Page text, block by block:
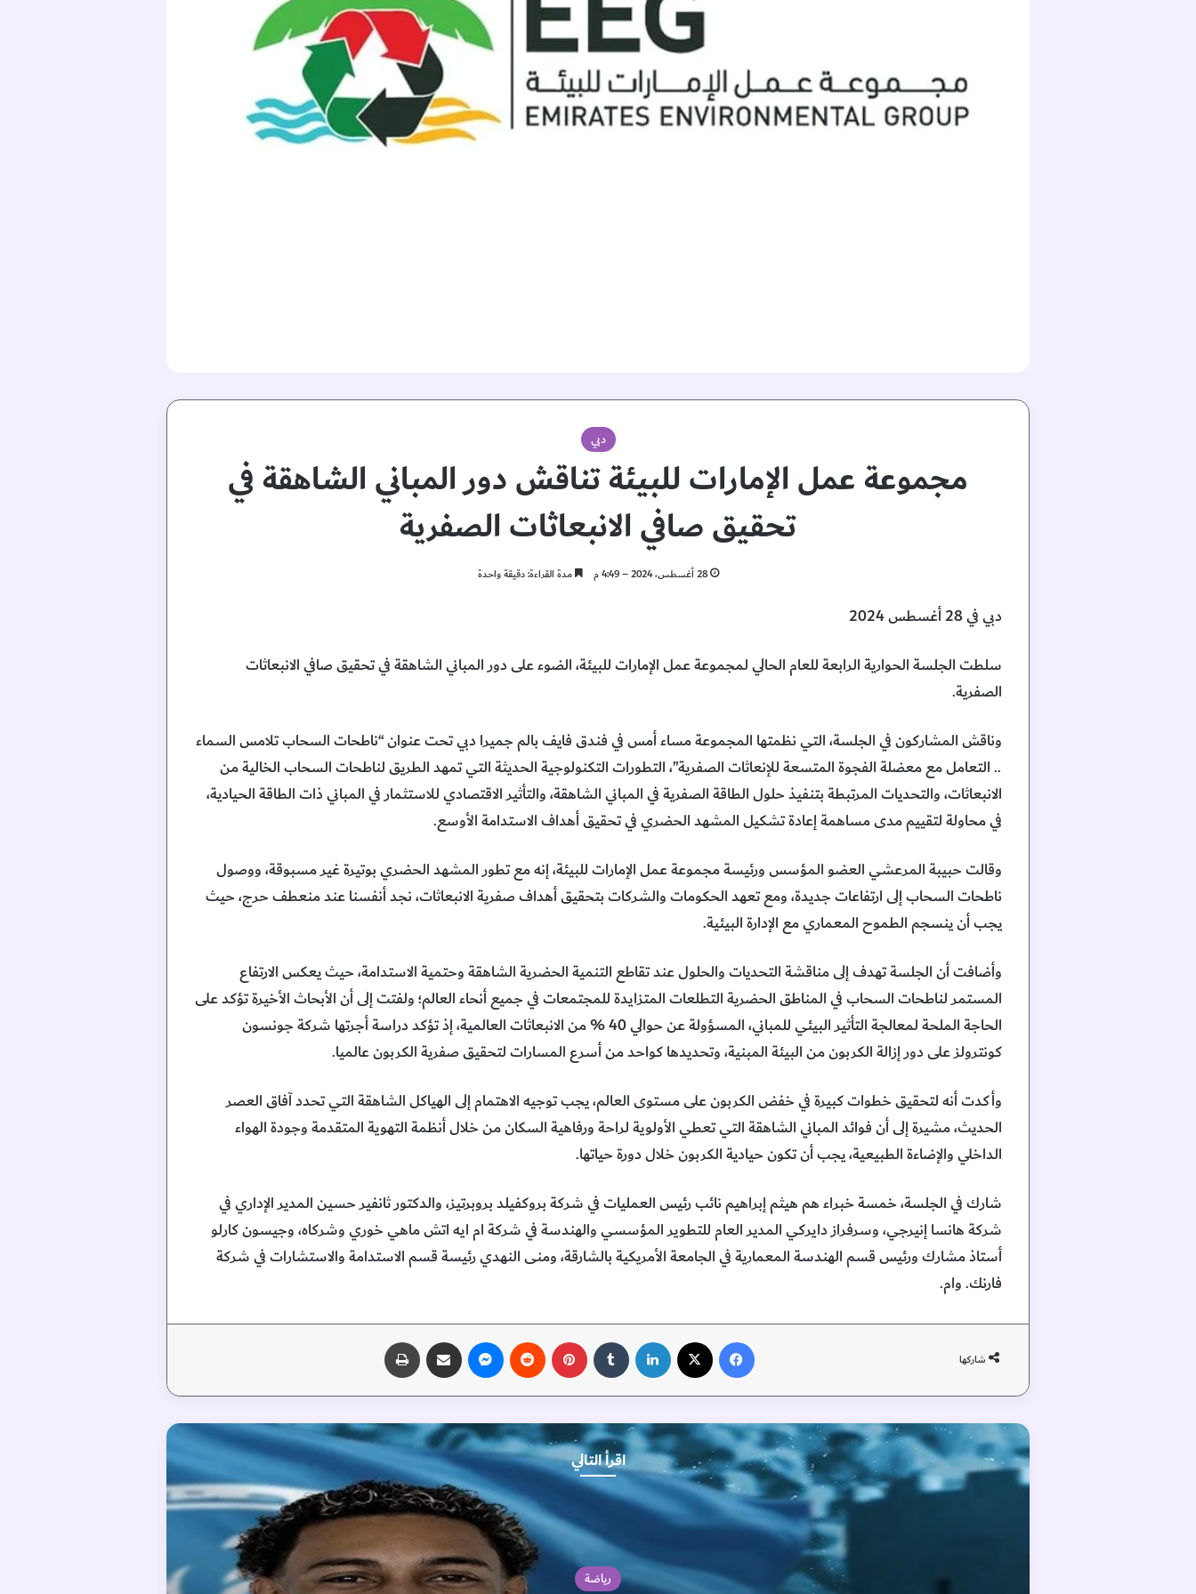
دبي
مجموعة عمل الإمارات للبيئة تناقش دور المباني الشاهقة في
تحقيق صافي الانبعاثات الصفرية
28 أغسطس، 2024 – 4:49 م مدة القراءة: دقيقة واحدة
دبي في 28 أغسطس 2024
سلطت الجلسة الحوارية الرابعة للعام الحالي لمجموعة عمل الإمارات للبيئة، الضوء على دور المباني الشاهقة في تحقيق صافي الانبعاثات
الصفرية.
وناقش المشاركون في الجلسة، التي نظمتها المجموعة مساء أمس في فندق فايف بالم جميرا دبي تحت عنوان “ناطحات السحاب تلامس السماء
.. التعامل مع معضلة الفجوة المتسعة للإنعاثات الصفرية”، التطورات التكنولوجية الحديثة التي تمهد الطريق لناطحات السحاب الخالية من
الانبعاثات، والتحديات المرتبطة بتنفيذ حلول الطاقة الصفرية في المباني الشاهقة، والتأثير الاقتصادي للاستثمار في المباني ذات الطاقة الحيادية،
في محاولة لتقييم مدى مساهمة إعادة تشكيل المشهد الحضري في تحقيق أهداف الاستدامة الأوسع.
وقالت حبيبة المرعشي العضو المؤسس ورئيسة مجموعة عمل الإمارات للبيئة، إنه مع تطور المشهد الحضري بوتيرة غير مسبوقة، ووصول
ناطحات السحاب إلى ارتفاعات جديدة، ومع تعهد الحكومات والشركات بتحقيق أهداف صفرية الانبعاثات، نجد أنفسنا عند منعطف حرج، حيث
يجب أن ينسجم الطموح المعماري مع الإدارة البيئية.
وأضافت أن الجلسة تهدف إلى مناقشة التحديات والحلول عند تقاطع التنمية الحضرية الشاهقة وحتمية الاستدامة، حيث يعكس الارتفاع
المستمر لناطحات السحاب في المناطق الحضرية التطلعات المتزايدة للمجتمعات في جميع أنحاء العالم؛ ولفتت إلى أن الأبحاث الأخيرة تؤكد على
الحاجة الملحة لمعالجة التأثير البيئي للمباني، المسؤولة عن حوالي 40 % من الانبعاثات العالمية، إذ تؤكد دراسة أجرتها شركة جونسون
كونترولز على دور إزالة الكربون من البيئة المبنية، وتحديدها كواحد من أسرع المسارات لتحقيق صفرية الكربون عالميا.
وأكدت أنه لتحقيق خطوات كبيرة في خفض الكربون على مستوى العالم، يجب توجيه الاهتمام إلى الهياكل الشاهقة التي تحدد آفاق العصر
الحديث، مشيرة إلى أن فوائد المباني الشاهقة التي تعطي الأولوية لراحة ورفاهية السكان من خلال أنظمة التهوية المتقدمة وجودة الهواء
الداخلي والإضاءة الطبيعية، يجب أن تكون حيادية الكربون خلال دورة حياتها.
شارك في الجلسة، خمسة خبراء هم هيثم إبراهيم نائب رئيس العمليات في شركة بروكفيلد بروبرتيز، والدكتور ثانفير حسين المدير الإداري في
شركة هانسا إنيرجي، وسرفراز دايركي المدير العام للتطوير المؤسسي والهندسة في شركة ام ايه اتش ماهي خوري وشركاه، وجيسون كارلو
أستاذ مشارك ورئيس قسم الهندسة المعمارية في الجامعة الأمريكية بالشارقة، ومنى النهدي رئيسة قسم الاستدامة والاستشارات في شركة
فارنك. وام.
شاركها
فيسبوك بينتيريست
اقرأ التالي
رياضة